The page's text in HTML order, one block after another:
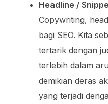
Headline /
Copywriting,
bagi SEO. Kita
tertarik dengan
terlebih dalam
demikian deras
yang terjadi